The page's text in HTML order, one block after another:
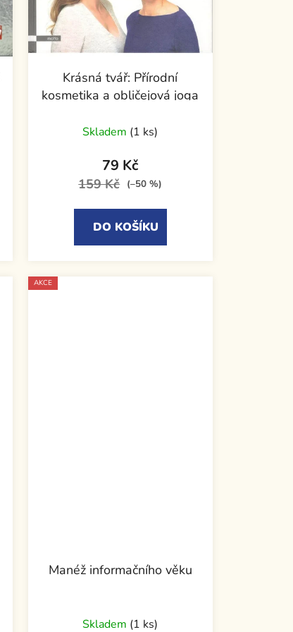
Krásná tvář: Přírodní
kosmetika a obličejová joga
Skladem (1 ks)
79 Kč
159 Kč (–50 %)
DO KOŠÍKU
AKCE
Manéž informačního věku
Skladem (1 ks)